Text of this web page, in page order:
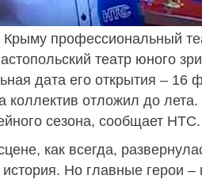
профессиональный
театр юного
дата его открытия – 16
коллектив отложил до
сезона, сообщает НТС.
как всегда,
Но главные герои –